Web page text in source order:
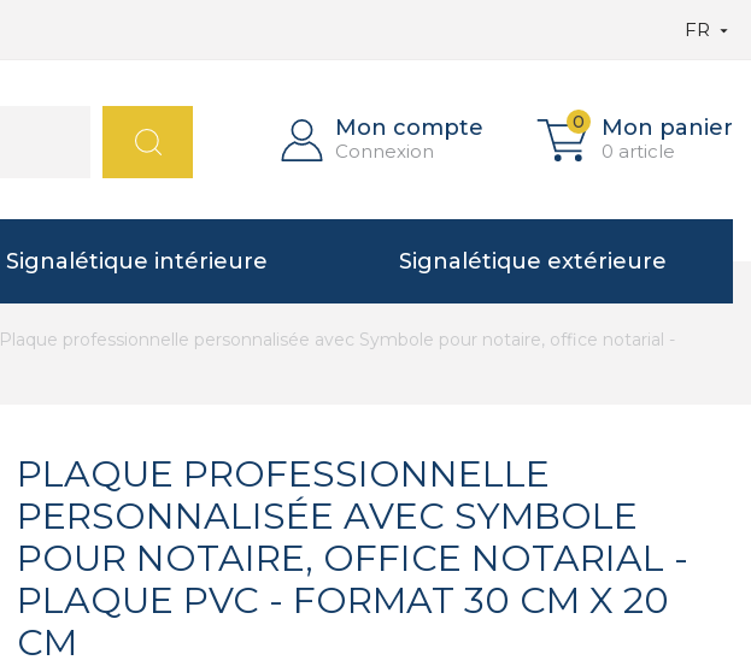
FR 
Mon compte
Connexion
0 Mon panier
0 article
Signalétique intérieure Signalétique extérieure
Plaque professionnelle personnalisée avec Symbole pour notaire, office notarial -
PLAQUE PROFESSIONNELLE
PERSONNALISÉE AVEC SYMBOLE
POUR NOTAIRE, OFFICE NOTARIAL -
PLAQUE PVC - FORMAT 30 CM X 20
CM